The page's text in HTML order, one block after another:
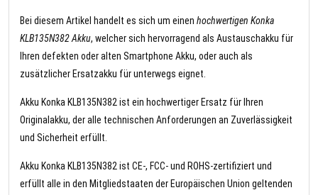
Bei diesem Artikel handelt es sich um einen hochwertigen Konka
KLB135N382 Akku, welcher sich hervorragend als Austauschakku für
Ihren defekten oder alten Smartphone Akku, oder auch als
zusätzlicher Ersatzakku für unterwegs eignet.
Akku Konka KLB135N382 ist ein hochwertiger Ersatz für Ihren
Originalakku, der alle technischen Anforderungen an Zuverlässigkeit
und Sicherheit erfüllt.
Akku Konka KLB135N382 ist CE-, FCC- und ROHS-zertifiziert und
erfüllt alle in den Mitgliedstaaten der Europäischen Union geltenden